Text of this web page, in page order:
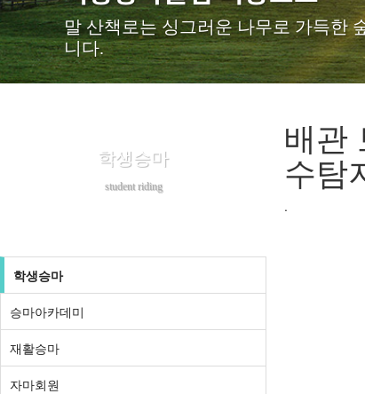
말 산책로는 싱그러운 나무로 가득한
니다.
학생승마
student riding
학생승마
승마아카데미
재활승마
자마회원
배관
수탐
.